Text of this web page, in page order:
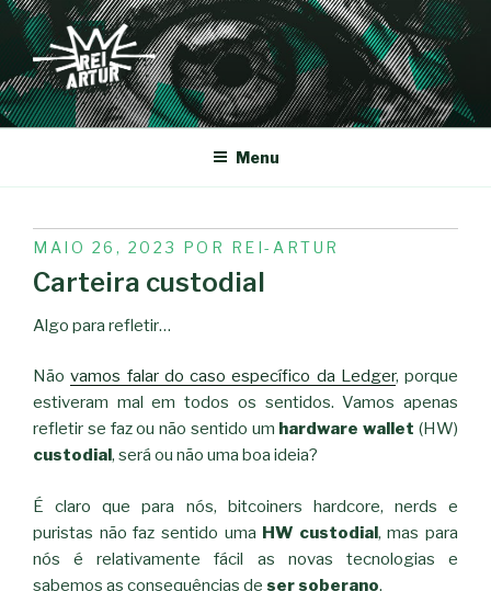
Saltar
para
conteúdo
REI-ARTUR
Menu
PUBLICADO
EM
MAIO 26, 2023 POR REI-ARTUR
Carteira custodial
Algo para refletir…
Nãovamos falar do caso específico da Ledger, porque
estiveram mal em todos os sentidos. Vamos apenas
refletir se faz ou não sentido um hardware wallet (HW)
custodial , será ou não uma boa ideia?
É claro que para nós, bitcoiners hardcore, nerds e
puristas não faz sentido uma HW custodial, mas para
nós é relativamente fácil as novas tecnologias e
sabemos as consequências de ser soberano.